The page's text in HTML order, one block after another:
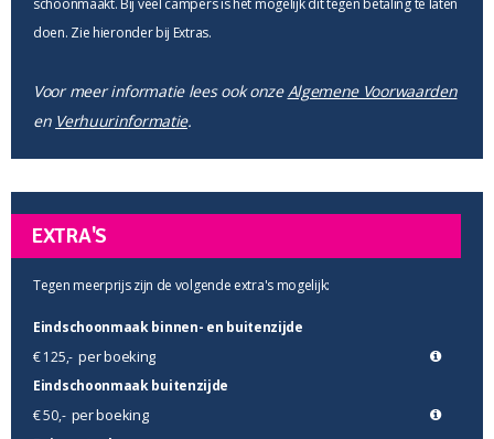
schoonmaakt. Bij veel campers is het mogelijk dit tegen betaling te laten
doen. Zie hieronder bij Extras.
Voor meer informatie lees ook onzeAlgemene Voorwaarden
en Verhuurinformatie.
EXTRA'S
Tegen meerprijs zijn de volgende extra's mogelijk:
Eindschoonmaak binnen- en buitenzijde
€ 125,-per boeking
Eindschoonmaak buitenzijde
€ 50,- per boeking